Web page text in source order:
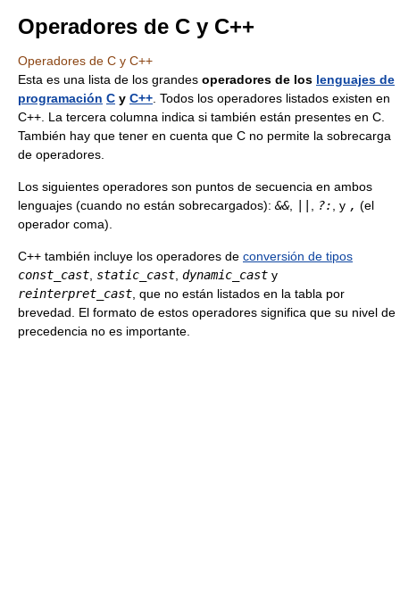
Operadores de C y C++
Operadores de C y C++
Esta es una lista de los grandes operadores de los lenguajes de
programación C y C++ . Todos los operadores listados existen en
C++. La tercera columna indica si también están presentes en C.
También hay que tener en cuenta que C no permite la sobrecarga
de operadores.
Los siguientes operadores son puntos de secuencia en ambos
lenguajes (cuando no están sobrecargados): && ?: , y , (el
operador coma).
C++ también incluye los operadores de conversión de tipos
const_cast static_cast dynamic_cast y
reinterpret_cast , que no están listados en la tabla por
brevedad. El formato de estos operadores significa que su nivel de
precedencia no es importante.